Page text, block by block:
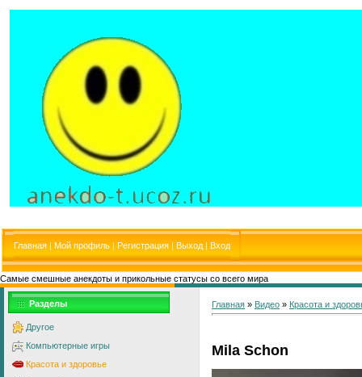
Главная | Мой профиль | Регистрация | Выход | Вход
Самые смешные анекдоты и прикольные статусы со всего мира
Разделы
Другое
Компьютерные игры
Красота и здоровье
Главная » Видео » Красота и
Mila Schon